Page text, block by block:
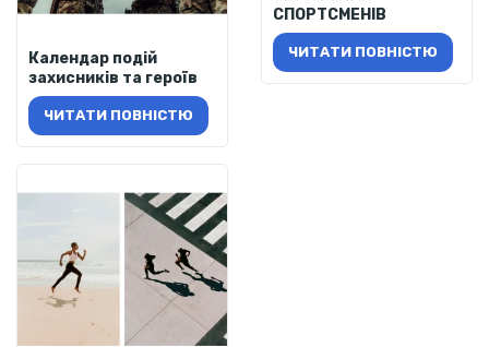
Календар подій
захисників та героїв
ЧИТАТИ ПОВНІСТЮ
СПОРТСМЕНІВ
ЧИТАТИ ПОВНІСТЮ